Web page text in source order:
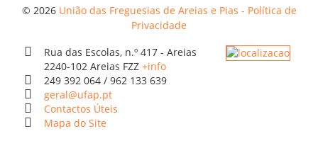
ZêzereTV
A Minha Rua
Abastecimento de Água
Roturas e Leituras
Qualidade da Água
© 2026 União das Freguesias de Areias e Pias - Política de
Privacidade
Rua das Escolas, n.º 417 - Areias
2240-102 Areias FZZ +info
249 392 064 / 962 133 639
geral@ufap.pt
Contactos Úteis
Mapa do Site